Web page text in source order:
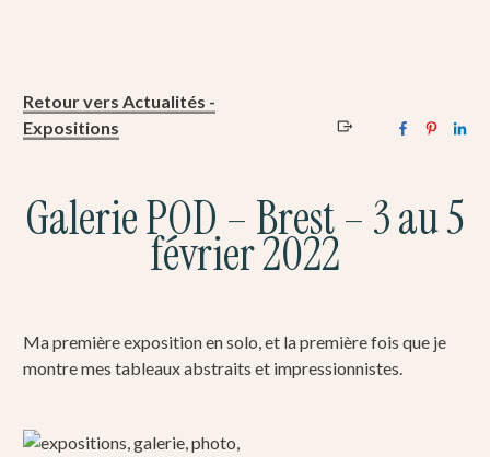
Retour vers Actualités -
Expositions
Galerie POD – Brest – 3 au 5
février 2022
Ma première exposition en solo, et la première fois que je
montre mes tableaux abstraits et impressionnistes.